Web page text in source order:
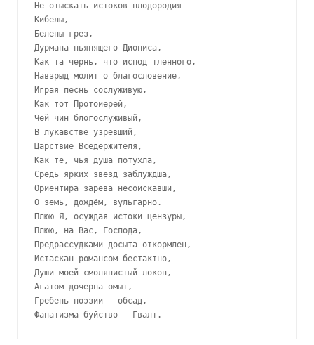
Не отыскать истоков плодородия
Кибелы,
Белены грез,
Дурмана пьянящего Диониса,
Как та чернь, что испод тленного,
Навзрыд молит о благословение,
Играя песнь сослуживую,
Как тот Протоиерей,
Чей чин блогослуживый,
В лукавстве узревший,
Царствие Вседержителя,
Как те, чья душа потухла,
Средь ярких звезд заблуждша,
Ориентира зарева несоискавши,
О земь, дождём, вульгарно.
Плюю Я, осуждая истоки цензуры,
Плюю, на Вас, Господа,
Предрассудками досыта откормлен,
Истаскан романсом бестактно,
Души моей смолянистый локон,
Агатом дочерна омыт,
Гребень поэзии - обсад,